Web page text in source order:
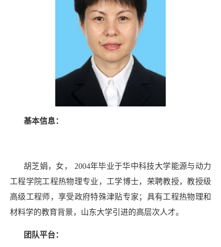
基本信息：
胡芝娟，女， 2004年毕业于华中科技大学能源与动力
工程学院工程热物理专业，工学博士，荣聘教授，教授级
高级工程师，享受政府特殊津贴专家；具有工程热物理和
材料学的教育背景，山东大学引进的高层次人才。
团队平台：